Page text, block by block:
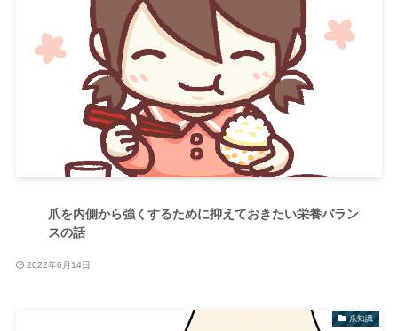
爪を内側から強くするために抑えておきたい栄養バラン
スの話
2022年6月14日
爪知識